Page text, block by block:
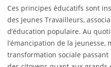
Ces principes éducatifs sont
des Jeunes Travailleurs,
d’éducation populaire. Au
l’émancipation de la jeunesse,
transformation sociale